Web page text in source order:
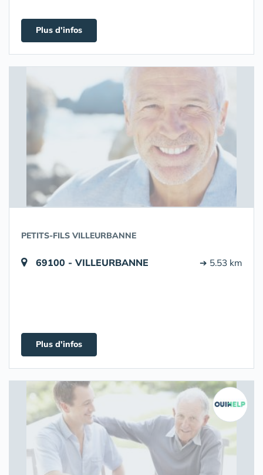
Plus d'infos
PETITS-FILS VILLEURBANNE
69100 - VILLEURBANNE ➔ 5.53 km
Plus d'infos